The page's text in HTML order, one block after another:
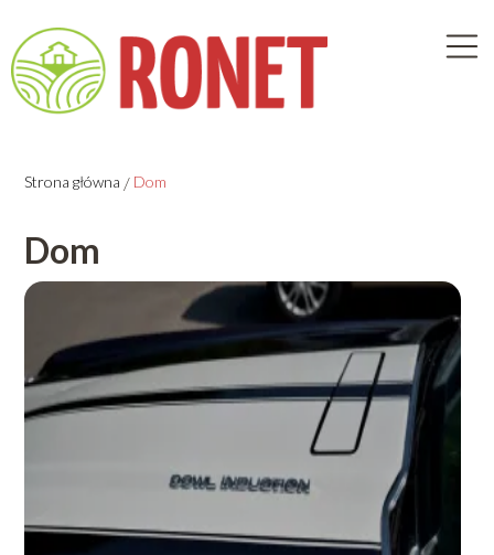
Strona główna / Dom
Dom